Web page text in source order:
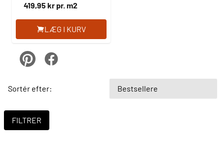
Sortér efter:
419,95 kr pr. m2
LÆG I KURV
pinterestFacebook